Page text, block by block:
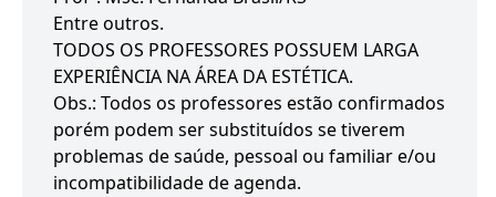
Entre outros.
TODOS OS PROFESSORES POSSUEM LARGA
EXPERIÊNCIA NA ÁREA DA ESTÉTICA.
Obs.: Todos os professores estão confirmados
porém podem ser substituídos se tiverem
problemas de saúde, pessoal ou familiar e/ou
incompatibilidade de agenda.